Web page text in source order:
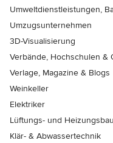
Umweltdienstleistungen,
Umzugsunternehmen
3D-Visualisierung
Verbände, Hochschulen &
Verlage, Magazine & Blogs
Weinkeller
Elektriker
Lüftungs- und
Klär- & Abwassertechnik